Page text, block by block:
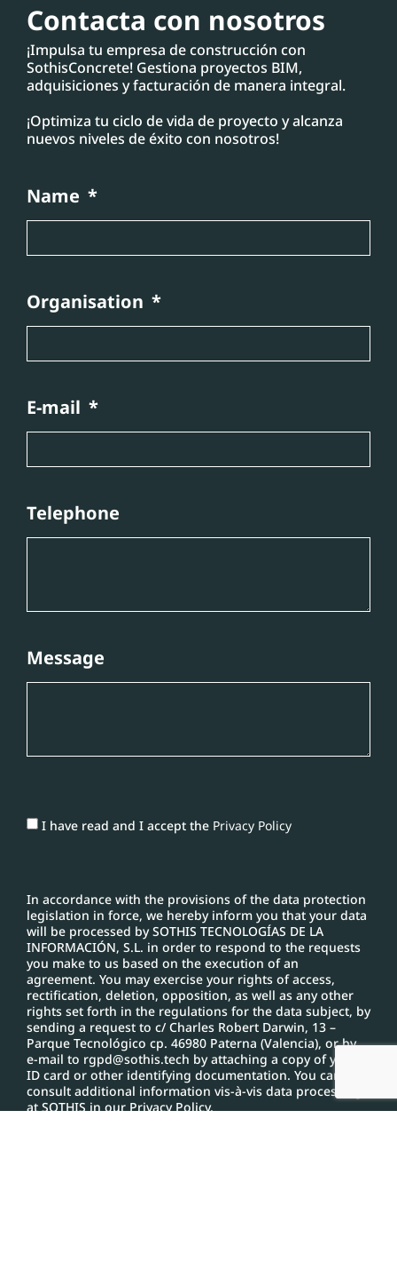
Contacta con nosotros
¡Impulsa tu empresa de construcción con
SothisConcrete! Gestiona proyectos BIM,
adquisiciones y facturación de manera integral.
¡Optimiza tu ciclo de vida de proyecto y alcanza
nuevos niveles de éxito con nosotros!
Name
Organisation
E-mail
Telephone
Message
I have read and I accept the Privacy Policy
In accordance with the provisions of the data protection
legislation in force, we hereby inform you that your data
will be processed by SOTHIS TECNOLOGÍAS DE LA
INFORMACIÓN, S.L. in order to respond to the requests
you make to us based on the execution of an
agreement. You may exercise your rights of access,
rectification, deletion, opposition, as well as any other
rights set forth in the regulations for the data subject, by
sending a request to c/ Charles Robert Darwin, 13 –
Parque Tecnológico cp. 46980 Paterna (Valencia), or by
e-mail to rgpd@sothis.tech by attaching a copy of your
ID card or other identifying documentation. You can
consult additional information vis-à-vis data processing
at SOTHIS in our Privacy Policy.